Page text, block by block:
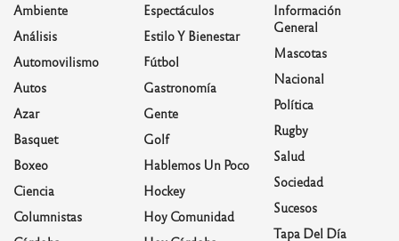
Ambiente
Análisis
Automovilismo
Autos
Azar
Basquet
Boxeo
Ciencia
Columnistas
Espectáculos
Estilo Y Bienestar
Fútbol
Gastronomía
Gente
Golf
Hablemos Un Poco
Hockey
Hoy Comunidad
Información
General
Mascotas
Nacional
Política
Rugby
Salud
Sociedad
Sucesos
Tapa Del Día